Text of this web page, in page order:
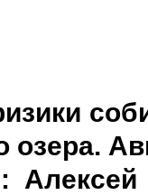
озера.